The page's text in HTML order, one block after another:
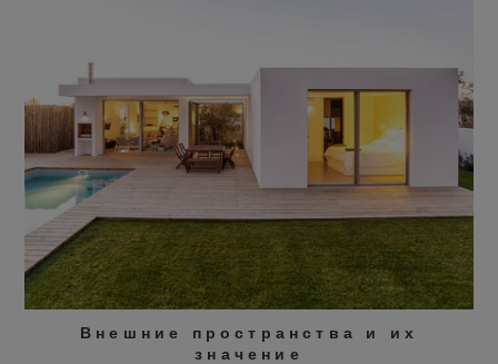
Внешние пространства и их
значение